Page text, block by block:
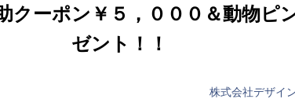
クーポン￥５，０００＆動物ピ
ゼント！！
株式会社デザイ